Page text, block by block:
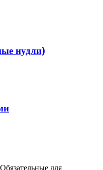
нудли)
для